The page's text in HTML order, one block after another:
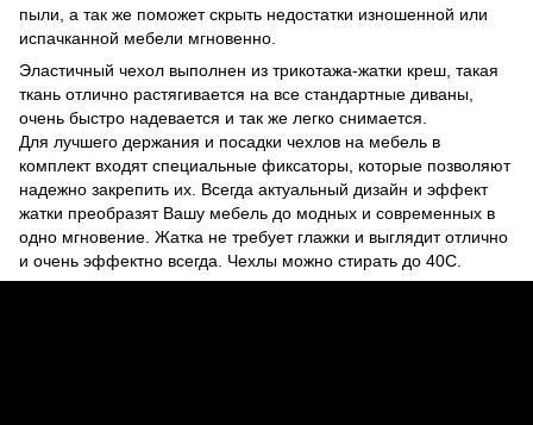
пыли, а так же поможет скрыть недостатки изношенной или
испачканной мебели мгновенно.
Эластичный чехол выполнен из трикотажа-жатки креш, такая
ткань отлично растягивается на все стандартные диваны,
очень быстро надевается и так же легко снимается.
Для лучшего держания и посадки чехлов на мебель в
комплект входят специальные фиксаторы, которые позволяют
надежно закрепить их. Всегда актуальный дизайн и эффект
жатки преобразят Вашу мебель до модных и современных в
одно мгновение. Жатка не требует глажки и выглядит отлично
и очень эффектно всегда. Чехлы можно стирать до 40С.